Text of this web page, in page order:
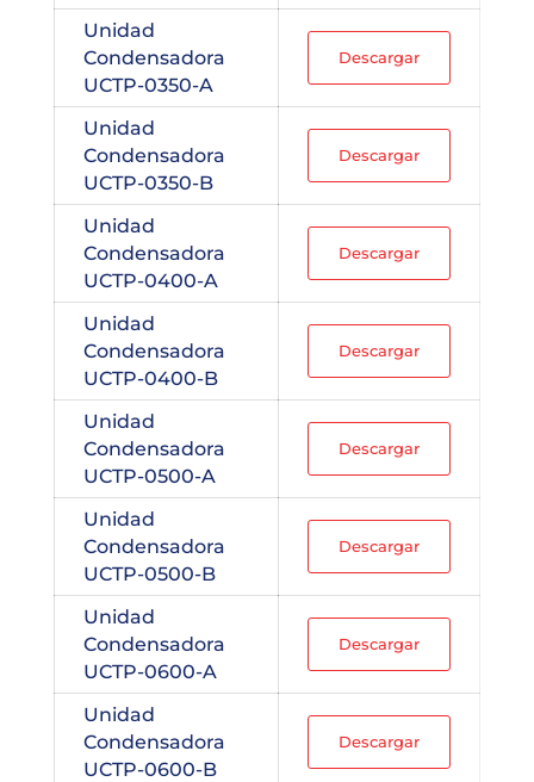
Unidad
Condensadora
UCTP-0350-A
Descargar
Unidad
Condensadora
UCTP-0350-B
Descargar
Unidad
Condensadora
UCTP-0400-A
Descargar
Unidad
Condensadora
UCTP-0400-B
Descargar
Unidad
Condensadora
UCTP-0500-A
Descargar
Unidad
Condensadora
UCTP-0500-B
Descargar
Unidad
Condensadora
UCTP-0600-A
Descargar
Unidad
Condensadora
UCTP-0600-B
Descargar